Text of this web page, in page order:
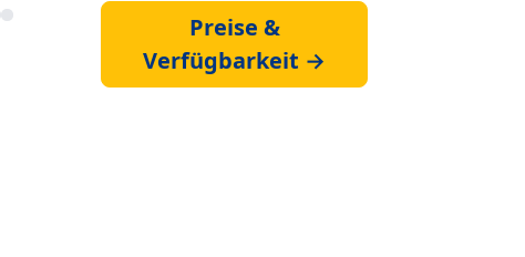
Preise &
Verfügbarkeit →